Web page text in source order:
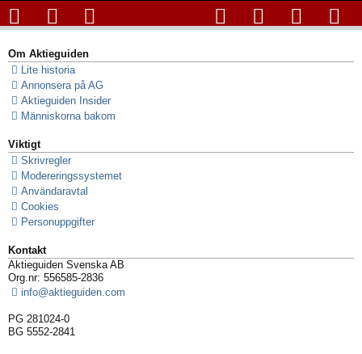
Om Aktieguiden
Lite historia
Annonsera på AG
Aktieguiden Insider
Människorna bakom
Viktigt
Skrivregler
Modereringssystemet
Användaravtal
Cookies
Personuppgifter
Kontakt
Aktieguiden Svenska AB
Org.nr: 556585-2836
info@aktieguiden.com
PG 281024-0
BG 5552-2841